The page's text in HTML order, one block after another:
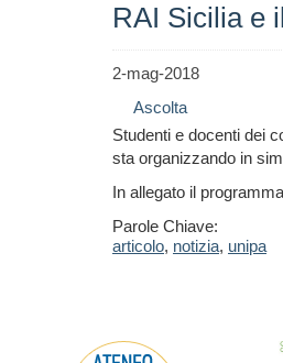
RAI Sicilia e
2-mag-2018
Ascolta
Studenti e docenti dei
sta organizzando in
In allegato il
Parole Chiave:
articolo, notizia, unipa